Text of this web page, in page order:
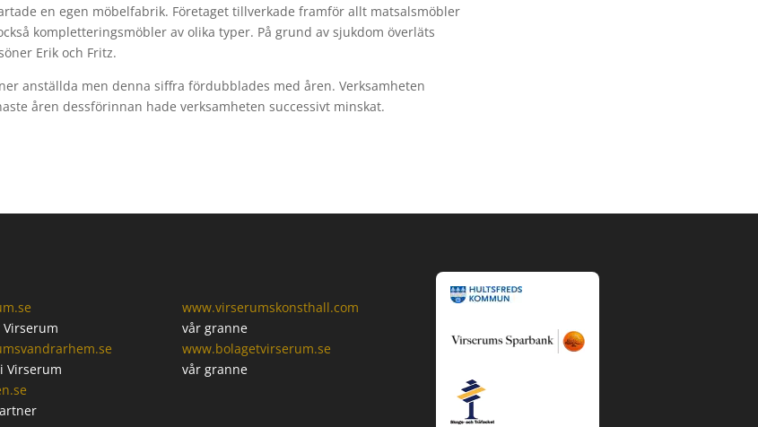
en egen möbelfabrik. Företaget tillverkade framför allt matsalsmöbler
kompletteringsmöbler av olika typer. På grund av sjukdom överläts
Erik och Fritz.
anställda men denna siffra fördubblades med åren. Verksamheten
åren dessförinnan hade verksamheten successivt minskat.
Virserum
www.virserumskonsthall.com
vår granne
www.bolagetvirserum.se
vår granne